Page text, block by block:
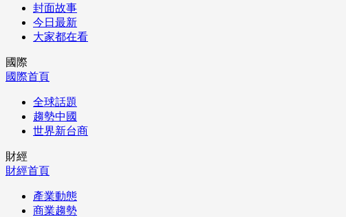
封面故事
今日最新
大家都在看
國際
國際首頁
全球話題
趨勢中國
世界新台商
財經
財經首頁
產業動態
商業趨勢